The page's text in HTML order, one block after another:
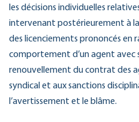
les décisions individuelles
intervenant postérieurement à la
des licenciements prononcés en
comportement d’un agent avec
renouvellement du contrat des
syndical et aux sanctions
l’avertissement et le blâme.